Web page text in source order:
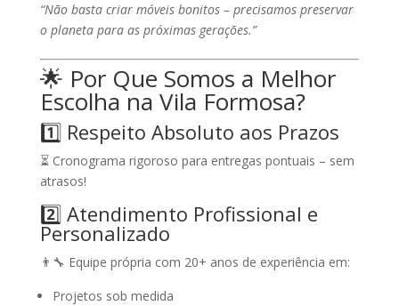
“Não basta criar móveis bonitos – precisamos preservar
o planeta para as próximas gerações.”
🌟 Por Que Somos a Melhor
Escolha na Vila Formosa?
1️⃣ Respeito Absoluto aos Prazos
⏳ Cronograma rigoroso para entregas pontuais – sem
atrasos!
2️⃣ Atendimento Profissional e
Personalizado
👨‍🔧 Equipe própria com 20+ anos de experiência em:
Projetos sob medida